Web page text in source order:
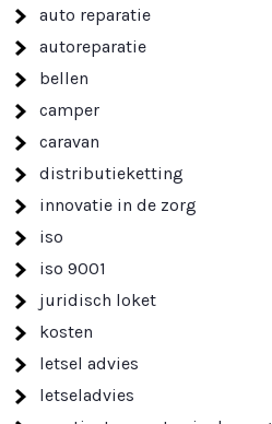
auto reparatie
autoreparatie
bellen
camper
caravan
distributieketting
innovatie in de zorg
iso
iso 9001
juridisch loket
kosten
letsel advies
letseladvies